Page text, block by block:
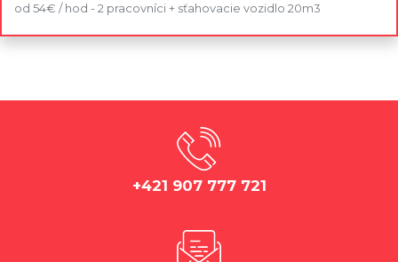
od 54€ / hod - 2 pracovníci + sťahovacie vozidlo 20m3
+421 907 777 721